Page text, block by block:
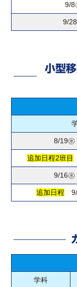
9/8
9/
小型
8/19㊌
追加日程2班目
9/16㊌
追加日程 9/
学科